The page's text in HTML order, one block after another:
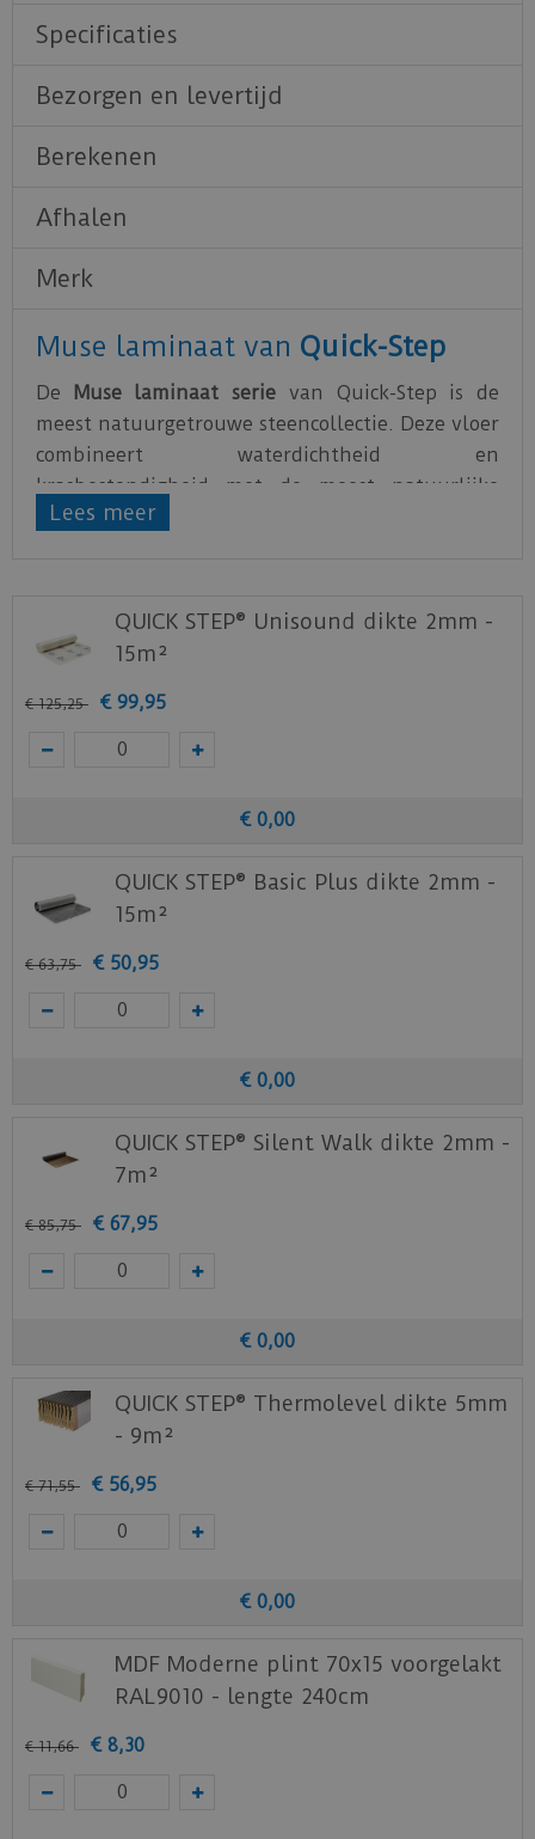
Specificaties
Bezorgen en levertijd
Berekenen
Afhalen
Merk
Muse laminaat van Quick-Step
De Muse laminaat serie van Quick-Step is de
meest natuurgetrouwe steencollectie. Deze vloer
combineert waterdichtheid en
krasbestendigheid met de meest natuurlijke
prints en kleurvariaties. Deze tegel laminaat
Wanneer je een laminaatvloer plaatst, is het van
essentieel belang om de juiste ondervloer te
biedt het ook een uitstekende akoestische en
thermische isolatie en dempt het kraakgeluiden.
bescherming tegen opstijgend vocht.
laminaat vloeren.
Staal aanvragen
Benieuwd hoe deze nieuwe vloer eruit ziet bij je
nieuwe of huidige meubels? Vraag dan
Lees meer
QUICK STEP® Unisound dikte 2mm -
15m²
€ 125,25 € 99,95
€ 0,00
QUICK STEP® Basic Plus dikte 2mm -
15m²
€ 63,75 € 50,95
€ 0,00
QUICK STEP® Silent Walk dikte 2mm -
7m²
€ 85,75 € 67,95
€ 0,00
QUICK STEP® Thermolevel dikte 5mm
- 9m²
€ 71,55 € 56,95
€ 0,00
MDF Moderne plint 70x15 voorgelakt
RAL9010 - lengte 240cm
€ 11,66 € 8,30